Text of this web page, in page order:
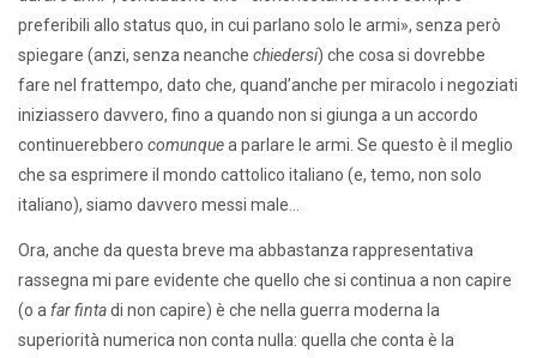
preferibili allo status quo, in cui parlano solo le armi», senza però
spiegare (anzi, senza neanche chiedersi) che cosa si dovrebbe
fare nel frattempo, dato che, quand’anche per miracolo i negoziati
iniziassero davvero, fino a quando non si giunga a un accordo
continuerebbero comunquea parlare le armi. Se questo è il meglio
che sa esprimere il mondo cattolico italiano (e, temo, non solo
italiano), siamo davvero messi male…
Ora, anche da questa breve ma abbastanza rappresentativa
rassegna mi pare evidente che quello che si continua a non capire
(o a far fintadi non capire) è che nella guerra moderna la
superiorità numerica non conta nulla: quella che conta è la